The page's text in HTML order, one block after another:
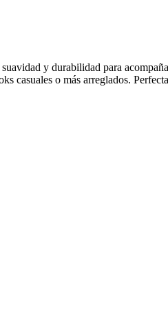
y durabilidad para
casuales o más arreglados.